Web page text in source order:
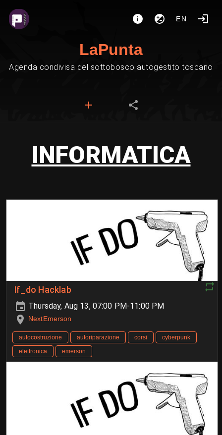
EN
LaPunta
Agenda condivisa del sottobosco autogestito toscano
INFORMATICA
If_do Hacklab
Thursday, Aug 13, 07:00 PM-11:00 PM
NextEmerson
autocostruzione autoriparazione corsi
cyberpunk
elettronica
emerson